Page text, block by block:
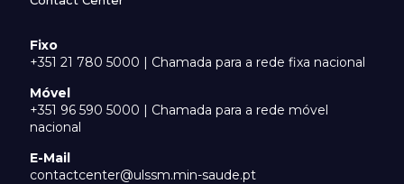
Fixo
+351 21 780 5000 | Chamada para a rede fixa nacional
Móvel
+351 96 590 5000 | Chamada para a rede móvel
nacional
E-Mail
contactcenter@ulssm.min-saude.pt